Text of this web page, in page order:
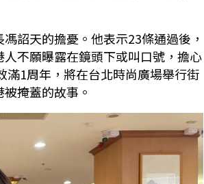
詔天的擔憂。他表示23條通過後，
不願曝露在鏡頭下或叫口號，擔心
滿1周年，將在台北時尚廣場舉行街
掩蓋的故事。